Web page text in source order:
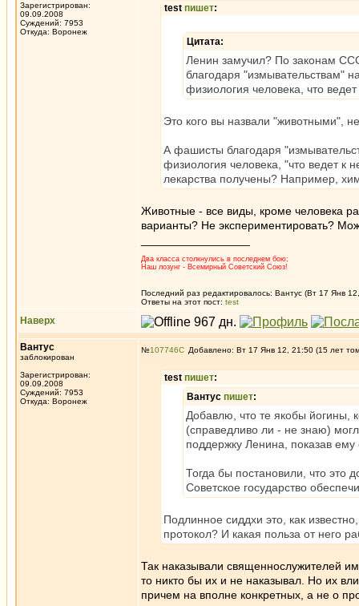
Зарегистрирован:
09.09.2008
Суждений: 7953
Откуда: Воронеж
test пишет:
Цитата:
Ленин замучил? По законам
благодаря "измывательствам"
физиология человека, что
Это кого вы назвали "животными",
А фашисты благодаря
физиология человека, "что ведет к
лекарства получены? Например,
Животные - все виды, кроме человека
варианты? Не экспериментировать?
Два класса столкнулись в последнем бою;
Наш лозунг - Всемирный Советский Союз!
Последний раз редактировалось: Вантус (Вт 17 Янв
Ответы на этот пост: test
Наверх
Вантус
заблокирован
Зарегистрирован:
09.09.2008
Суждений: 7953
Откуда: Воронеж
№107746 Добавлено: Вт 17 Янв 12, 21:50 (15 лет
test пишет:
Вантус пишет:
Добавлю, что те якобы йогины,
(справедливо ли - не знаю)
поддержку Ленина, показав ему
Тогда бы постановили, что это
Советское государство
Подлинное сиддхи это, как
протокол? И какая польза от него
Так наказывали священнослужителей
то никто бы их и не наказывал. Но их
причем на вполне конкретных, а не о